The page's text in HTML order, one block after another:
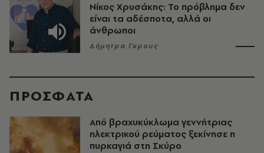
Νίκος Χρυσάκης: Το πρόβλημα δεν
είναι τα αδέσποτα, αλλά οι
άνθρωποι
Δήμητρα Γκρους
ΠΡΟΣΦΑΤΑ
Από βραχυκύκλωμα γεννήτριας
ηλεκτρικού ρεύματος ξεκίνησε η
πυρκαγιά στη Σκύρο